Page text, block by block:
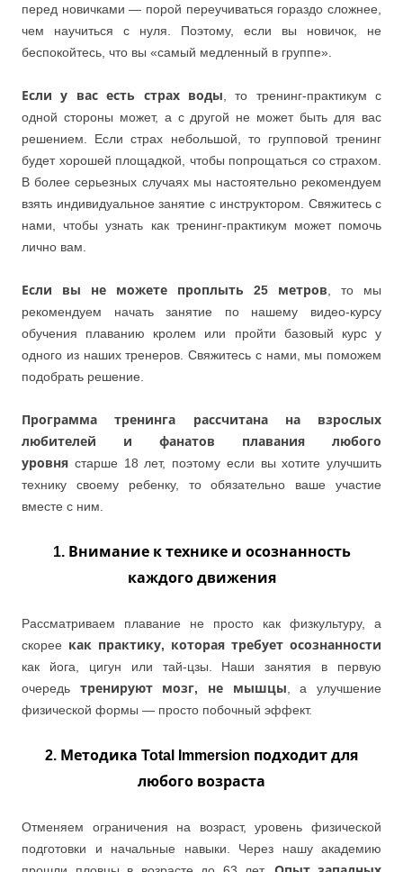
перед новичками — порой переучиваться гораздо сложнее,
чем научиться с нуля. Поэтому, если вы новичок, не
беспокойтесь, что вы «самый медленный в группе».
Если у вас есть страх воды , то тренинг-практикум с
одной стороны может, а с другой не может быть для вас
решением. Если страх небольшой, то групповой тренинг
будет хорошей площадкой, чтобы попрощаться со страхом.
В более серьезных случаях мы настоятельно рекомендуем
взять индивидуальное занятие с инструктором. Свяжитесь с
нами, чтобы узнать как тренинг-практикум может помочь
лично вам.
Если вы не можете проплыть 25 метров , то мы
рекомендуем начать занятие по нашему видео-курсу
обучения плаванию кролем или пройти базовый курс у
одного из наших тренеров. Свяжитесь с нами, мы поможем
подобрать решение.
Программа тренинга рассчитана на взрослых
любителей и фанатов плавания любого
уровня старше 18 лет, поэтому если вы хотите улучшить
технику своему ребенку, то обязательно ваше участие
вместе с ним.
1. Внимание к технике и осознанность
каждого движения
Рассматриваем плавание не просто как физкультуру, а
скорее как практику, которая требует осознанности
как йога, цигун или тай-цзы. Наши занятия в первую
очередь тренируют мозг, не мышцы , а улучшение
физической формы — просто побочный эффект.
2. Методика Total Immersion подходит для
любого возраста
Отменяем ограничения на возраст, уровень физической
подготовки и начальные навыки. Через нашу академию